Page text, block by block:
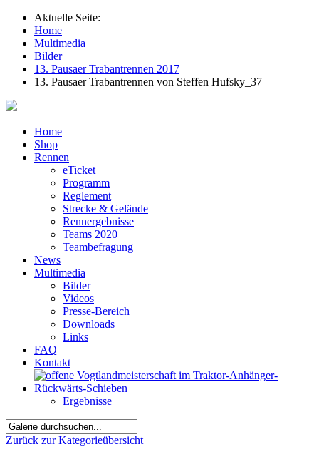
Aktuelle Seite:
Home
Multimedia
Bilder
13. Pausaer Trabantrennen 2017
13. Pausaer Trabantrennen von Steffen Hufsky_37
Home
Shop
Rennen
eTicket
Programm
Reglement
Strecke & Gelände
Rennergebnisse
Teams 2020
Teambefragung
News
Multimedia
Bilder
Videos
Presse-Bereich
Downloads
Links
FAQ
Kontakt
Ergebnisse
Zurück zur Kategorieübersicht